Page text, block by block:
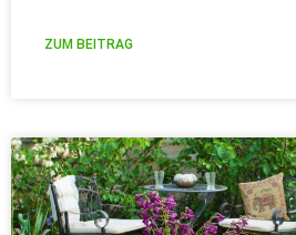
ZUM BEITRAG